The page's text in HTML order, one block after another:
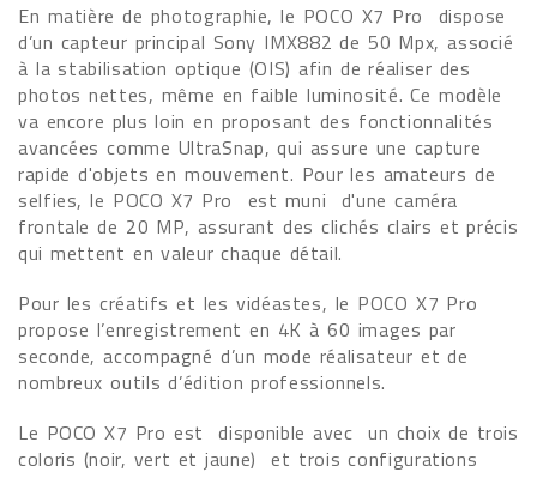
En matière de photographie, le POCO X7 Pro dispose
d’un capteur principal Sony IMX882 de 50 Mpx, associé
à la stabilisation optique (OIS) afin de réaliser des
photos nettes, même en faible luminosité. Ce modèle
va encore plus loin en proposant des fonctionnalités
avancées comme UltraSnap, qui assure une capture
rapide d'objets en mouvement. Pour les amateurs de
selfies, le POCO X7 Pro est muni d'une caméra
frontale de 20 MP, assurant des clichés clairs et précis
qui mettent en valeur chaque détail.
Pour les créatifs et les vidéastes, le POCO X7 Pro
propose l’enregistrement en 4K à 60 images par
seconde, accompagné d’un mode réalisateur et de
nombreux outils d’édition professionnels.
Le POCO X7 Pro est disponible avec un choix de trois
coloris (noir, vert et jaune) et trois configurations